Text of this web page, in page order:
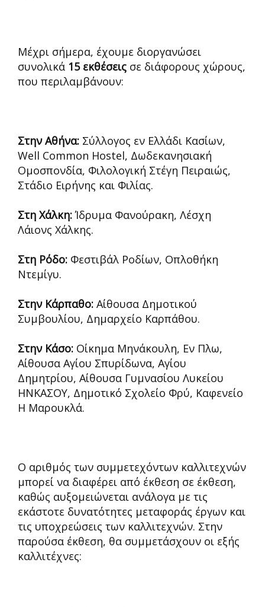
Μέχρι σήμερα, έχουμε διοργανώσει
συνολικά 15 εκθέσεις σε διάφορους χώρους,
που περιλαμβάνουν:
Στην Αθήνα: Σύλλογος εν Ελλάδι Κασίων,
Well Common Hostel, Δωδεκανησιακή
Ομοσπονδία, Φιλολογική Στέγη Πειραιώς,
Στάδιο Ειρήνης και Φιλίας.
Στη Χάλκη:Ίδρυμα Φανούρακη, Λέσχη
Λάιονς Χάλκης.
Στη Ρόδο: Φεστιβάλ Ροδίων, Οπλοθήκη
Ντεμίγυ.
Στην Κάρπαθο: Αίθουσα Δημοτικού
Συμβουλίου, Δημαρχείο Καρπάθου.
Στην Κάσο: Οίκημα Μηνάκουλη, Εν Πλω,
Αίθουσα Αγίου Σπυρίδωνα, Αγίου
Δημητρίου, Αίθουσα Γυμνασίου Λυκείου
ΗΝΚΑΣΟΥ, Δημοτικό Σχολείο Φρύ, Καφενείο
Η Μαρουκλά.
Ο αριθμός των συμμετεχόντων καλλιτεχνών
μπορεί να διαφέρει από έκθεση σε έκθεση,
καθώς αυξομειώνεται ανάλογα με τις
εκάστοτε δυνατότητες μεταφοράς έργων και
τις υποχρεώσεις των καλλιτεχνών. Στην
παρούσα έκθεση, θα συμμετάσχουν οι εξής
καλλιτέχνες: